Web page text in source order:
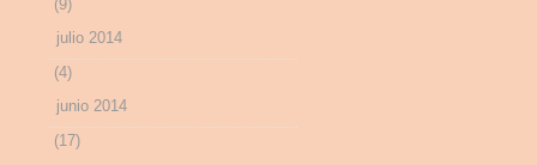
(9)
julio 2014
(4)
junio 2014
(17)